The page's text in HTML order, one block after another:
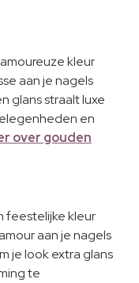
kleur
aan je nagels
glans straalt luxe
en
over gouden
feestelijke kleur
aan je nagels
je look extra glans
te